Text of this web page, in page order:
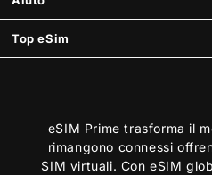
Top eSim
eSIM Prime trasforma il
rimangono connessi
SIM virtuali. Con eSIM